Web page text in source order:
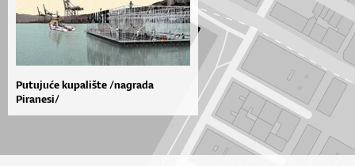
Putujuće kupalište /nagrada
Piranesi/